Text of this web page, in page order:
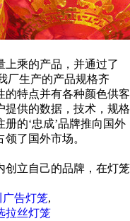
乘的产品，并通过了
厂生产的产品规格齐
的特点并有各种颜色供客
提供的数据，技术，规格
的‘忠成’品牌推向国外
了国外市场。
立自己的品牌，在灯笼
广告灯笼,
拉丝灯笼